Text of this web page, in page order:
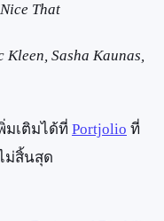
That
Sasha Kaunas,
มเติมได้ที่ Portjolio ที่
ม่สิ้นสุด